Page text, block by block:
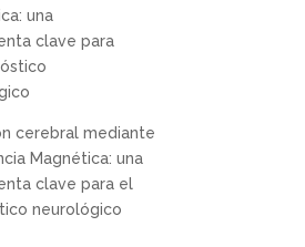
cerebral mediante
Magnética: una
clave para el
neurológico